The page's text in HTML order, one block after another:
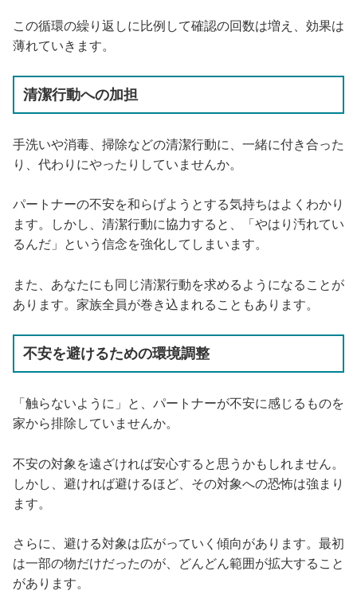
この循環の繰り返しに比例して確認の回数は増え、効果は
薄れていきます。
清潔行動への加担
手洗いや消毒、掃除などの清潔行動に、一緒に付き合った
り、代わりにやったりしていませんか。
パートナーの不安を和らげようとする気持ちはよくわかり
ます。しかし、清潔行動に協力すると、「やはり汚れてい
るんだ」という信念を強化してしまいます。
また、あなたにも同じ清潔行動を求めるようになることが
あります。家族全員が巻き込まれることもあります。
不安を避けるための環境調整
「触らないように」と、パートナーが不安に感じるものを
家から排除していませんか。
不安の対象を遠ざければ安心すると思うかもしれません。
しかし、避ければ避けるほど、その対象への恐怖は強まり
ます。
さらに、避ける対象は広がっていく傾向があります。最初
は一部の物だけだったのが、どんどん範囲が拡大すること
があります。